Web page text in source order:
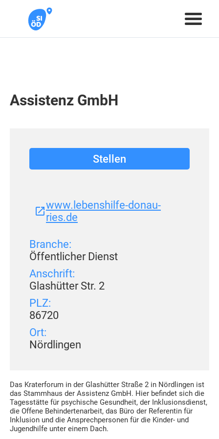
Assistenz GmbH
Das Kraterforum in der Glashütter Straße 2 in Nördlingen ist
das Stammhaus der Assistenz GmbH. Hier befindet sich die
Tagesstätte für psychische Gesundheit, der Inklusionsdienst,
die Offene Behindertenarbeit, das Büro der Referentin für
Inklusion und die Ansprechpersonen für die Kinder- und
Jugendhilfe unter einem Dach.
Stellen
www.lebenshilfe-donau-
ries.de
Branche:
Öffentlicher Dienst
Anschrift:
Glashütter Str. 2
PLZ:
86720
Ort:
Nördlingen